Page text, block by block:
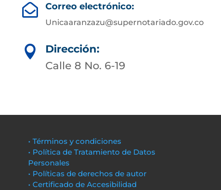
 Correo electrónico:
Unicaaranzazu@supernotariado.gov.co

Dirección:
Calle 8 No. 6-19
• Términos y condiciones
• Política de Tratamiento de Datos
Personales
• Políticas de derechos de autor
• Certificado de Accesibilidad